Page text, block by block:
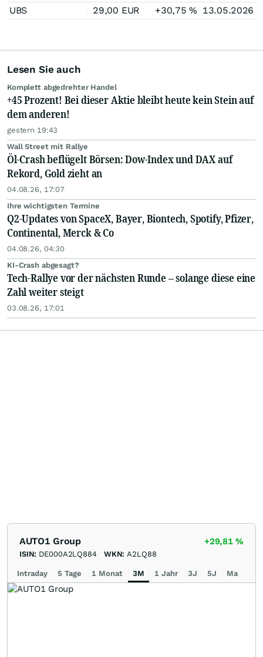
UBS
29,00 EUR +30,75% 13.05.2026
Lesen Sie auch
Komplett abgedrehter Handel
+45 Prozent! Bei dieser Aktie bleibt heute kein Stein auf
dem anderen!
gestern 19:43
Wall Street mit Rallye
Öl-Crash beflügelt Börsen: Dow-Index und DAX auf
Rekord, Gold zieht an
04.08.26, 17:07
Ihre wichtigsten Termine
Q2-Updates von SpaceX, Bayer, Biontech, Spotify, Pfizer,
Continental, Merck & Co
04.08.26, 04:30
KI-Crash abgesagt?
Tech-Rallye vor der nächsten Runde – solange diese eine
Zahl weiter steigt
03.08.26, 17:01
AUTO1 Group +29,81%
ISIN: DE000A2LQ884 WKN: A2LQ88
Intraday 5 Tage 1 Monat 3M 1 Jahr 3J 5J Max